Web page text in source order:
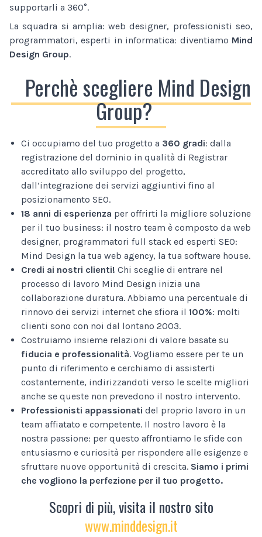
supportarli a 360°.
La squadra si amplia: web designer, professionisti seo,
programmatori, esperti in informatica: diventiamo Mind
Design Group.
Perchè scegliere Mind Design
Group?
Ci occupiamo del tuo progetto a 360 gradi: dalla
registrazione del dominio in qualità di Registrar
accreditato allo sviluppo del progetto,
dall’integrazione dei servizi aggiuntivi fino al
posizionamento SEO.
18 anni di esperienza per offrirti la migliore soluzione
per il tuo business: il nostro team è composto da web
designer, programmatori full stack ed esperti SEO:
Mind Design la tua web agency, la tua software house.
Credi ai nostri clienti! Chi sceglie di entrare nel
processo di lavoro Mind Design inizia una
collaborazione duratura. Abbiamo una percentuale di
rinnovo dei servizi internet che sfiora il 100%: molti
clienti sono con noi dal lontano 2003.
Costruiamo insieme relazioni di valore basate su
fiducia e professionalità. Vogliamo essere per te un
punto di riferimento e cerchiamo di assisterti
costantemente, indirizzandoti verso le scelte migliori
anche se queste non prevedono il nostro intervento.
Professionisti appassionati del proprio lavoro in un
team affiatato e competente. Il nostro lavoro è la
nostra passione: per questo affrontiamo le sfide con
entusiasmo e curiosità per rispondere alle esigenze e
sfruttare nuove opportunità di crescita. Siamo i primi
che vogliono la perfezione per il tuo progetto.
Scopri di più, visita il nostro sito
www.minddesign.it